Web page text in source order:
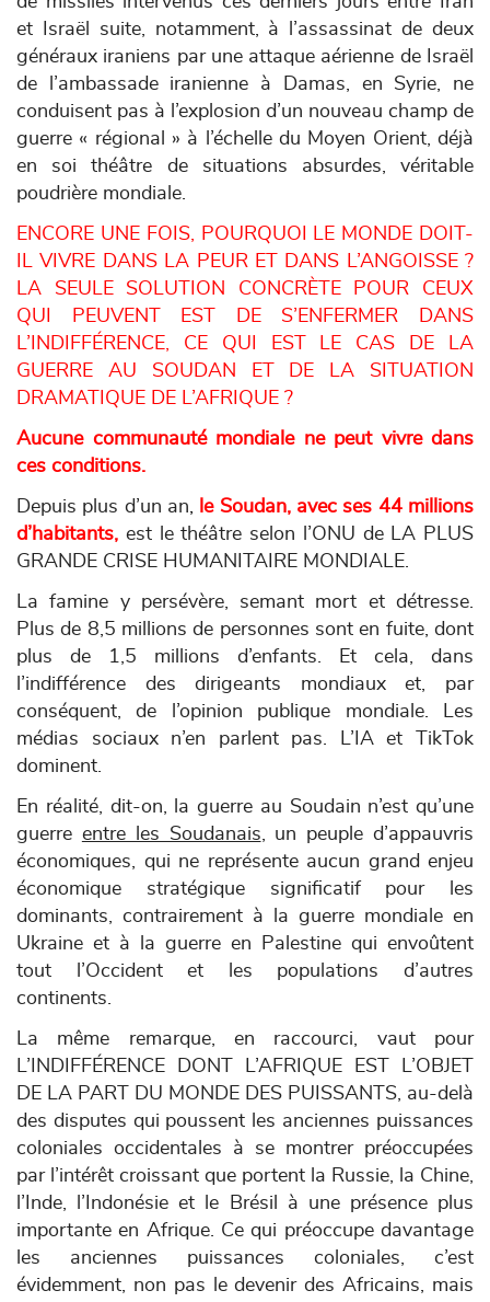
et Israël suite, notamment, à l’assassinat de deux
généraux iraniens par une attaque aérienne de Israël
de l’ambassade iranienne à Damas, en Syrie, ne
conduisent pas à l’explosion d’un nouveau champ de
guerre « régional » à l’échelle du Moyen Orient, déjà
en soi théâtre de situations absurdes, véritable
poudrière mondiale.
ENCORE UNE FOIS, POURQUOI LE MONDE DOIT-
IL VIVRE DANS LA PEUR ET DANS L’ANGOISSE ?
LA SEULE SOLUTION CONCRÈTE POUR CEUX
QUI PEUVENT EST DE S’ENFERMER DANS
L’INDIFFÉRENCE, CE QUI EST LE CAS DE LA
GUERRE AU SOUDAN ET DE LA SITUATION
DRAMATIQUE DE L’AFRIQUE ?
Aucune communauté mondiale ne peut vivre dans
ces conditions.
Depuis plus d’un an, le Soudan, avec ses 44 millions
d’habitants, est le théâtre selon l’ONU de LA PLUS
GRANDE CRISE HUMANITAIRE MONDIALE.
La famine y persévère, semant mort et détresse.
Plus de 8,5 millions de personnes sont en fuite, dont
plus de 1,5 millions d’enfants. Et cela, dans
l’indifférence des dirigeants mondiaux et, par
conséquent, de l’opinion publique mondiale. Les
médias sociaux n’en parlent pas. L’IA et TikTok
dominent.
En réalité, dit-on, la guerre au Soudain n’est qu’une
guerre entre les Soudanais, un peuple d’appauvris
économiques, qui ne représente aucun grand enjeu
économique stratégique significatif pour les
dominants, contrairement à la guerre mondiale en
Ukraine et à la guerre en Palestine qui envoûtent
tout l’Occident et les populations d’autres
continents.
La même remarque, en raccourci, vaut pour
L’INDIFFÉRENCE DONT L’AFRIQUE EST L’OBJET
DE LA PART DU MONDE DES PUISSANTS, au-delà
des disputes qui poussent les anciennes puissances
coloniales occidentales à se montrer préoccupées
par l’intérêt croissant que portent la Russie, la Chine,
l’Inde, l’Indonésie et le Brésil à une présence plus
importante en Afrique. Ce qui préoccupe davantage
les anciennes puissances coloniales, c’est
évidemment, non pas le devenir des Africains, mais